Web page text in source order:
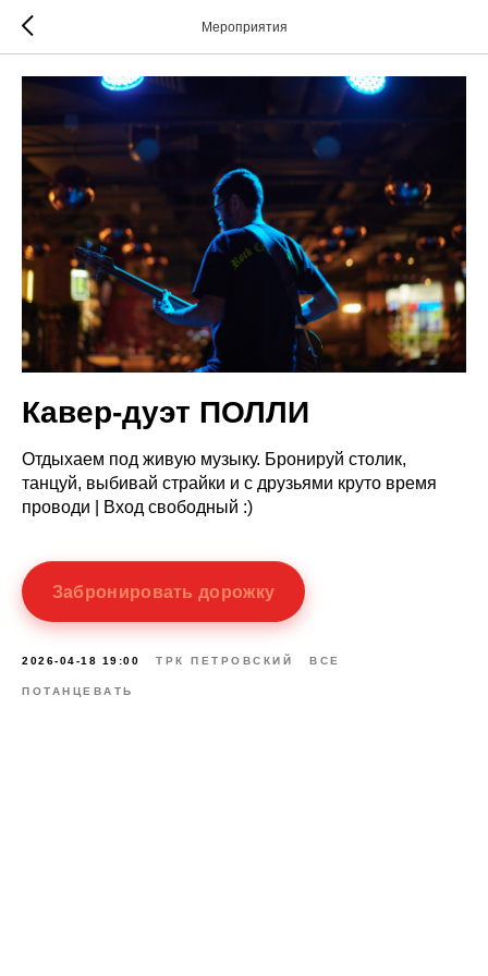
Мероприятия
Кавер-дуэт ПОЛЛИ
Отдыхаем под живую музыку. Бронируй столик,
танцуй, выбивай страйки и с друзьями круто время
проводи | Вход свободный :)
Забронировать дорожку
2026-04-18 19:00 ТРК ПЕТРОВСКИЙ ВСЕ
ПОТАНЦЕВАТЬ